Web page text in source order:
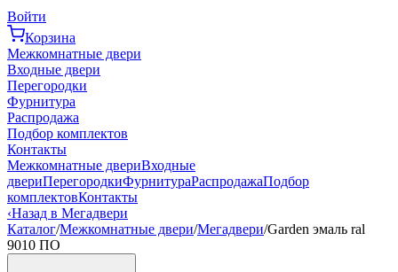
Войти
Корзина
Межкомнатные двери
Входные двери
Перегородки
Фурнитура
Распродажа
Подбор комплектов
Контакты
Межкомнатные двериВходные
двериПерегородкиФурнитураРаспродажаПодбор
комплектовКонтакты
‹Назад в Мегадвери
Каталог/Межкомнатные двери/Мегадвери/Garden эмаль ral
9010 ПО